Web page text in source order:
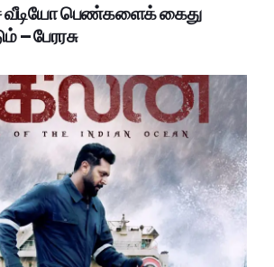
வீடியோ பெண்களைக் கைது
பேரரசு